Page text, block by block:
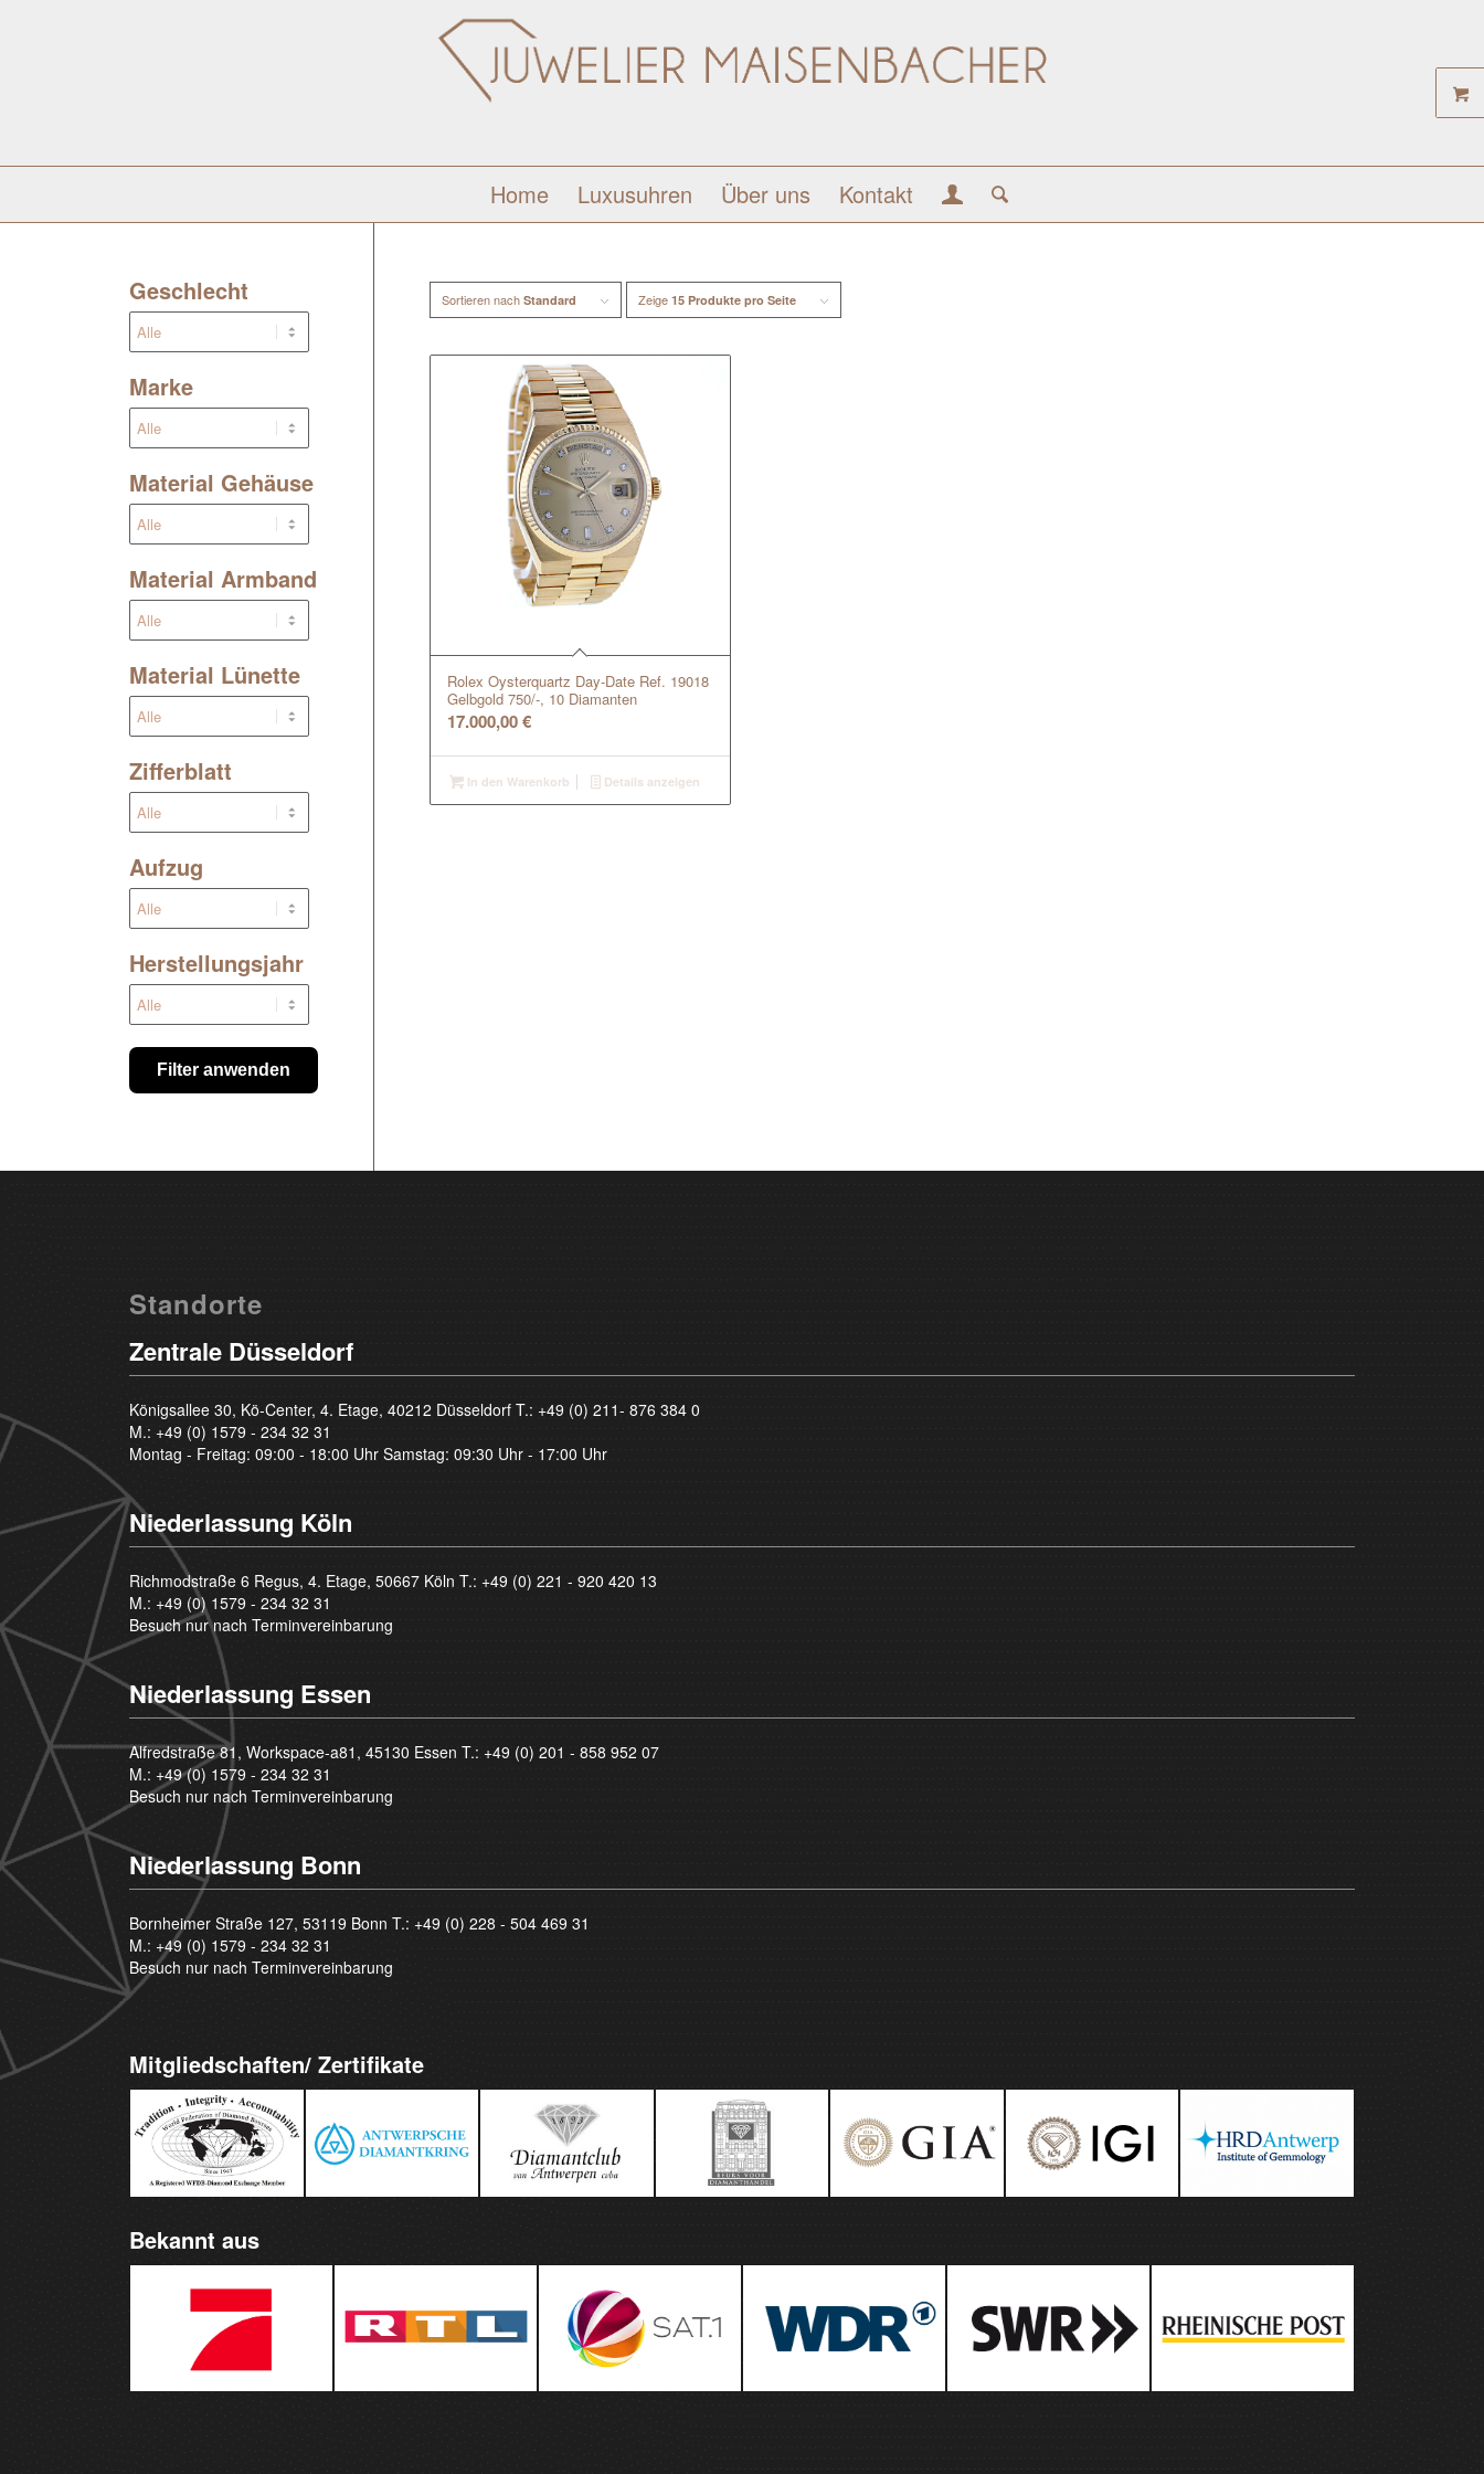
Home Luxusuhren Über uns Kontakt
Sortieren nachStandard Zeige15 Produkte pro Seite
Rolex Oysterquartz Day-Date Ref. 19018
Gelbgold 750/-, 10 Diamanten
17.000,00€
In den Warenkorb Details anzeigen
Geschlecht
Marke
Material Gehäuse
Material Armband
Material Lünette
Zifferblatt
Aufzug
Herstellungsjahr
Filter anwenden
Standorte
Zentrale Düsseldorf
Königsallee 30, Kö-Center, 4. Etage, 40212 Düsseldorf T.: +49 (0) 211- 876 384 0
M.: +49 (0) 1579 - 234 32 31
Montag - Freitag: 09:00 - 18:00 Uhr Samstag: 09:30 Uhr - 17:00 Uhr
Niederlassung Köln
Richmodstraße 6 Regus, 4. Etage, 50667 Köln T.: +49 (0) 221 - 920 420 13
M.: +49 (0) 1579 - 234 32 31
Besuch nur nach Terminvereinbarung
Niederlassung Essen
Alfredstraße 81, Workspace-a81, 45130 Essen T.: +49 (0) 201 - 858 952 07
M.: +49 (0) 1579 - 234 32 31
Besuch nur nach Terminvereinbarung
Niederlassung Bonn
Bornheimer Straße 127, 53119 Bonn T.: +49 (0) 228 - 504 469 31
M.: +49 (0) 1579 - 234 32 31
Besuch nur nach Terminvereinbarung
Mitgliedschaften/ Zertifikate
Bekannt aus